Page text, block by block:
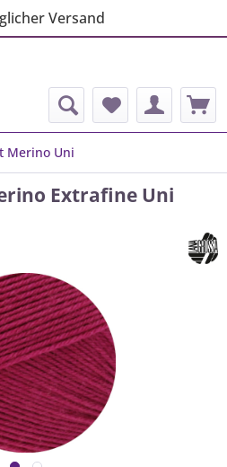
Versand
Merino Uni
Extrafine Uni